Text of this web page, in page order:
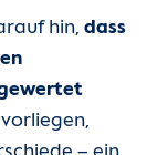
hin, dass